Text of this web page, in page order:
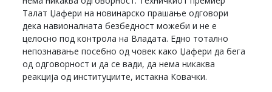
Талат Џафери на новинарско прашање одговори
дека навионалната безбедност можеби и не е
целосно под контрола на Владата. Едно тотално
непознавање посебно од човек како Џафери да бега
од одговорност и да се вади, да нема никаква
реакција од институциите, истакна Ковачки.